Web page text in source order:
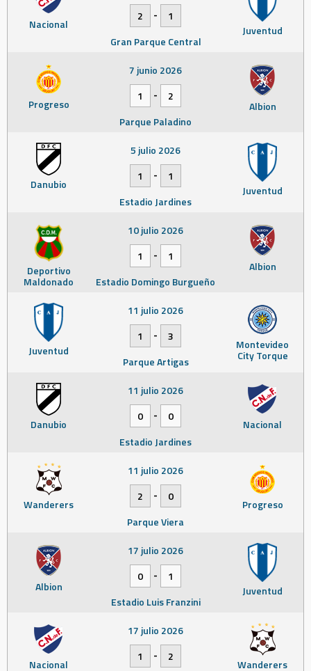
Nacional Juventud
2
-
1
Gran Parque Central
Progreso Albion
7 junio 2026
1
-
2
Parque Paladino
Danubio Juventud
5 julio 2026
1
-
1
Estadio Jardines
Deportivo
Maldonado
Albion
10 julio 2026
1
-
1
Estadio Domingo Burgueño
Juventud Montevideo
City Torque
11 julio 2026
1
-
3
Parque Artigas
Danubio Nacional
11 julio 2026
0
-
0
Estadio Jardines
Wanderers Progreso
11 julio 2026
2
-
0
Parque Viera
Albion Juventud
17 julio 2026
0
-
1
Estadio Luis Franzini
Nacional Wanderers
17 julio 2026
1
-
2